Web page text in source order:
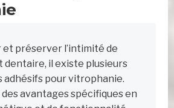
et préserver l’intimité de
il existe plusieurs
adhésifs pour vitrophanie.
avantages spécifiques en